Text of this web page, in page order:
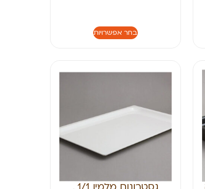
בחר אפשרויות